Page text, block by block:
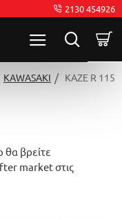
2130 454926
KAWASAKI KAZE R 115
θα βρείτε
market στις